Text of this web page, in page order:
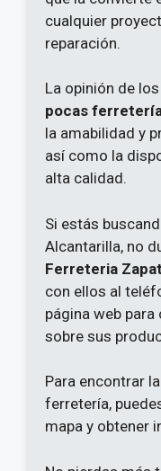
cualquier
reparación.
La opinión de
pocas
la amabilidad y
así como la
alta calidad.
Si estás
Alcantarilla, no
Ferreteria
con ellos al
página web
sobre sus
Para encontrar
ferretería,
mapa y obtener